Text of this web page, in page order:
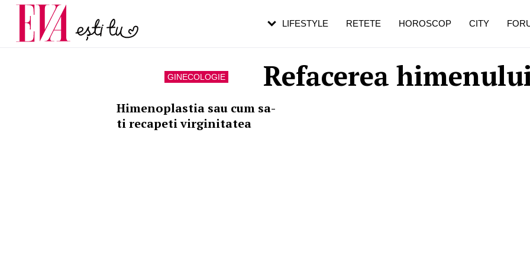
Refacerea
GINECOLOGIE
Himenoplastia sau cum sa-
ti recapeti virginitatea
LIFESTYLE RETETE HOROSCOP CITY
Carieră
Actualitate
pe măsură ce înaintezi în vârstă
de dureroasă este investigația